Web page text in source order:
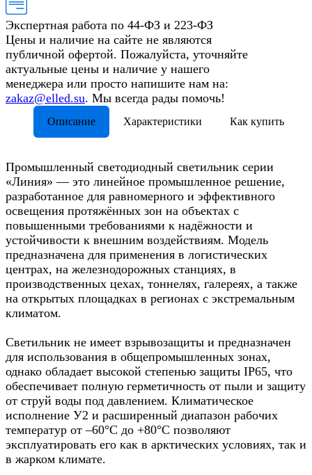
Экспертная работа по 44-ФЗ и 223-ФЗ
Цены и наличие на сайте не являются
публичной офертой. Пожалуйста, уточняйте
актуальные цены и наличие у нашего
менеджера или просто напишите нам на:
zakaz@elled.su. Мы всегда рады помочь!
Описание Характеристики Как купить
Промышленный светодиодный светильник серии
«Линия» — это линейное промышленное решение,
разработанное для равномерного и эффективного
освещения протяжённых зон на объектах с
повышенными требованиями к надёжности и
устойчивости к внешним воздействиям. Модель
предназначена для применения в логистических
центрах, на железнодорожных станциях, в
производственных цехах, тоннелях, галереях, а также
на открытых площадках в регионах с экстремальным
климатом.
Светильник не имеет взрывозащиты и предназначен
для использования в общепромышленных зонах,
однако обладает высокой степенью защиты IP65, что
обеспечивает полную герметичность от пыли и защиту
от струй воды под давлением. Климатическое
исполнение У2 и расширенный диапазон рабочих
температур от –60°C до +80°C позволяют
эксплуатировать его как в арктических условиях, так и
в жарком климате.